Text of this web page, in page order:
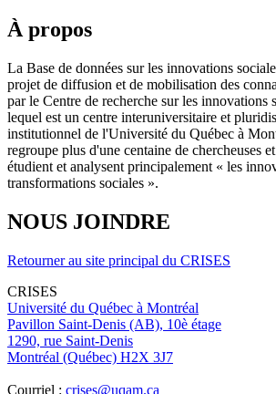
À propos
La Base de données sur les innovations
projet de diffusion et de mobilisation des
par le Centre de recherche sur les innovations
lequel est un centre interuniversitaire et
institutionnel de l'Université du Québec à
regroupe plus d'une centaine de chercheuses
étudient et analysent principalement « les
transformations sociales ».
NOUS JOINDRE
Retourner au site principal du CRISES
CRISES
Université du Québec à Montréal
Pavillon Saint-Denis (AB), 10è étage
1290, rue Saint-Denis
Montréal (Québec) H2X 3J7
Courriel : crises@uqam.ca